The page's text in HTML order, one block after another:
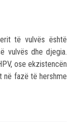
të vulvës është
vulvës dhe djegia.
ose ekzistencën
në fazë të hershme